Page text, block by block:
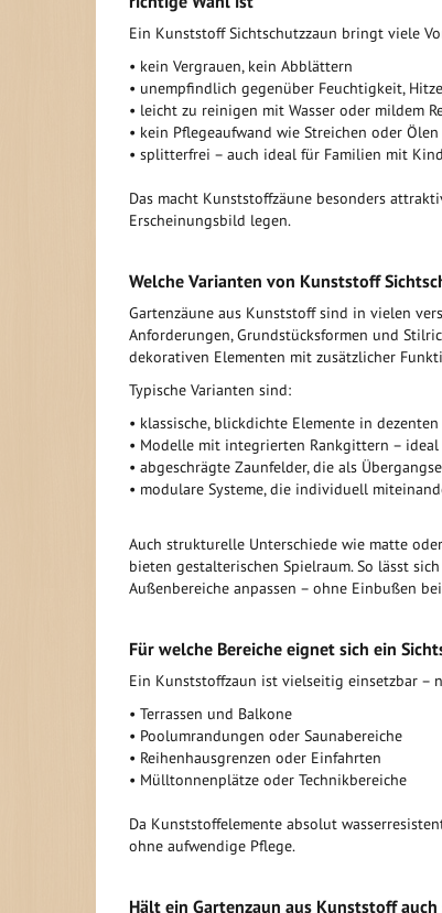
Ein Kunststoff Sichtschutzzaun bringt viele
• kein Vergrauen, kein Abblättern
• unempfindlich gegenüber Feuchtigkeit,
• leicht zu reinigen mit Wasser oder mildem
• kein Pflegeaufwand wie Streichen oder Ölen
• splitterfrei – auch ideal für Familien mit
Das macht Kunststoffzäune besonders
Erscheinungsbild legen.
Welche Varianten von Kunststoff
Gartenzäune aus Kunststoff sind in vielen
Anforderungen, Grundstücksformen und
dekorativen Elementen mit zusätzlicher
Typische Varianten sind:
• klassische, blickdichte Elemente in
• Modelle mit integrierten Rankgittern –
• abgeschrägte Zaunfelder, die als
• modulare Systeme, die individuell
Auch strukturelle Unterschiede wie matte
bieten gestalterischen Spielraum. So lässt
Außenbereiche anpassen – ohne Einbußen
Für welche Bereiche eignet sich ein
Ein Kunststoffzaun ist vielseitig einsetzbar –
• Terrassen und Balkone
• Poolumrandungen oder Saunabereiche
• Reihenhausgrenzen oder Einfahrten
• Mülltonnenplätze oder Technikbereiche
Da Kunststoffelemente absolut
ohne aufwendige Pflege.
Hält ein Gartenzaun aus Kunststoff